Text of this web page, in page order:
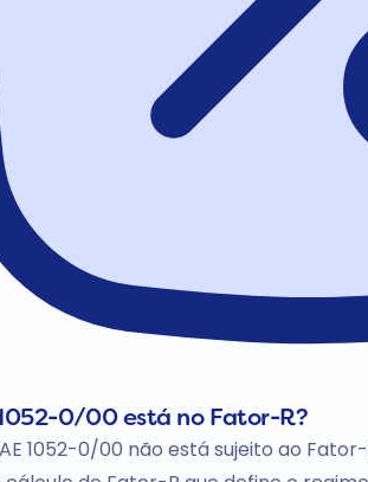
0/00 está no Fator-R?
1052-0/00 não está sujeito ao Fator-